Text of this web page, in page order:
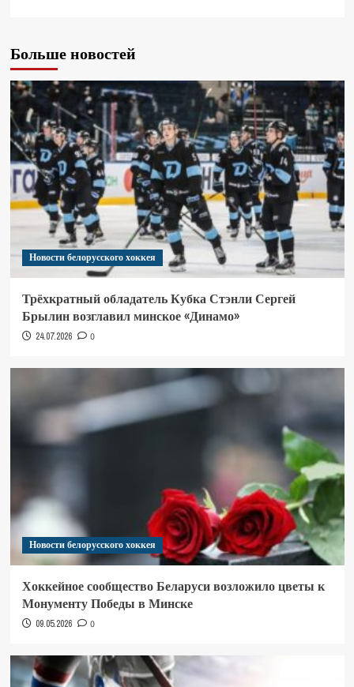
Больше новостей
Новости белорусского хоккея
Трёхкратный обладатель Кубка Стэнли Сергей
Брылин возглавил минское «Динамо»
24.07.2026 0
Новости белорусского хоккея
Хоккейное сообщество Беларуси возложило цветы к
Монументу Победы в Минске
09.05.2026 0